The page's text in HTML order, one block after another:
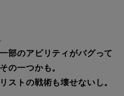
部のアビリティがバグって
の一つかも。
ストの戦術も壊せないし。